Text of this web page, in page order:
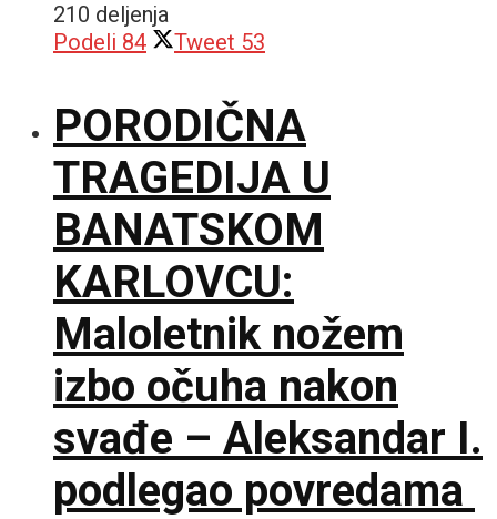
210 deljenja
Podeli 84 Tweet 53
PORODIČNA
TRAGEDIJA U
BANATSKOM
KARLOVCU:
Maloletnik nožem
izbo očuha nakon
svađe – Aleksandar I.
podlegao povredama